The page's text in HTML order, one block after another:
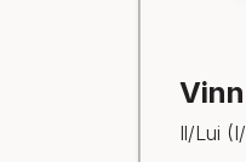
Il/Lui